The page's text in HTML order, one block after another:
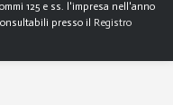
125 e ss. l'impresa nell'anno
presso il Registro